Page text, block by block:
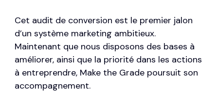
Cet audit de conversion est le premier jalon
d’un système marketing ambitieux.
Maintenant que nous disposons des bases à
améliorer, ainsi que la priorité dans les actions
à entreprendre, Make the Grade poursuit son
accompagnement.